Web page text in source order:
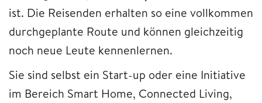
ist. Die Reisenden erhalten so eine vollkommen
durchgeplante Route und können gleichzeitig
noch neue Leute kennenlernen.
Sie sind selbst ein Start-up oder eine Initiative
im Bereich Smart Home, Connected Living,